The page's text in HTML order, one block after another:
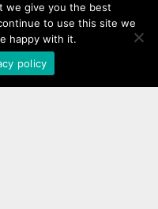
we give you the best
to use this site we
happy with it.
policy
Viber